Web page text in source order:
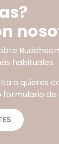
habituales.
o quieres
formulario